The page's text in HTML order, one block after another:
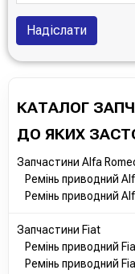
Надіслати
КАТАЛОГ
ДО ЯКИХ
Запчастини Alfa
Ремінь приводний
Ремінь приводний
Запчастини Fiat
Ремінь приводний
Ремінь приводний